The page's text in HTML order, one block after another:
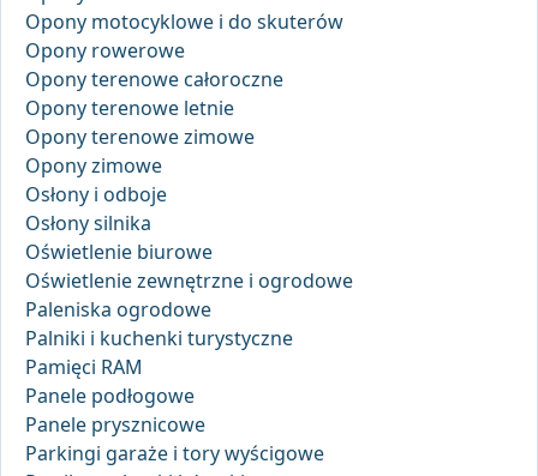
Opony motocyklowe i do skuterów
Opony rowerowe
Opony terenowe całoroczne
Opony terenowe letnie
Opony terenowe zimowe
Opony zimowe
Osłony i odboje
Osłony silnika
Oświetlenie biurowe
Oświetlenie zewnętrzne i ogrodowe
Paleniska ogrodowe
Palniki i kuchenki turystyczne
Pamięci RAM
Panele podłogowe
Panele prysznicowe
Parkingi garaże i tory wyścigowe